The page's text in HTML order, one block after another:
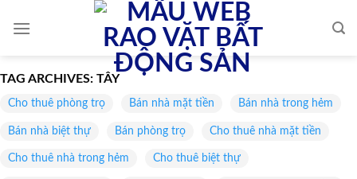
TAG ARCHIVES: TÂY
Cho thuê phòng trọ Bán nhà mặt tiền Bán nhà trong hẻm
Bán nhà biệt thự Bán phòng trọ Cho thuê nhà mặt tiền
Cho thuê nhà trong hẻm Cho thuê biệt thự